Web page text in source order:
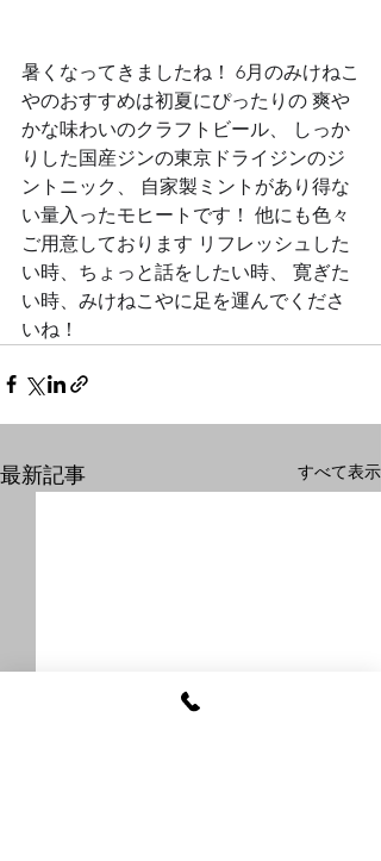
暑くなってきましたね！ 6月のみけねこ
やのおすすめは初夏にぴったりの 爽や
かな味わいのクラフトビール、 しっか
りした国産ジンの東京ドライジンのジ
ントニック、 自家製ミントがあり得な
い量入ったモヒートです！ 他にも色々
ご用意しております リフレッシュした
い時、ちょっと話をしたい時、 寛ぎた
い時、みけねこやに足を運んでくださ
いね！
最新記事 すべて表示